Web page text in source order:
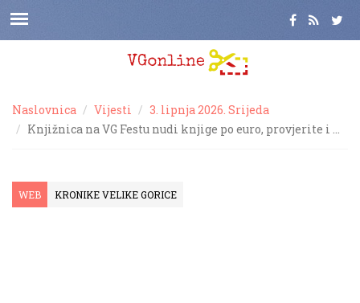
Naslovnica Vijesti
3. lipnja 2026. Srijeda
Knjižnica na VG Festu nudi knjige po euro, provjerite i …
WEB KRONIKE VELIKE GORICE